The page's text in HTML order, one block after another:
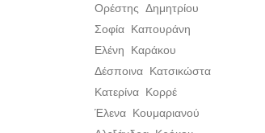
Ορέστης Δημητρίου
Σοφία Καπουράνη
Ελένη Καράκου
Δέσποινα Κατσικώστα
Κατερίνα Κορρέ
Έλενα Κουμαριανού